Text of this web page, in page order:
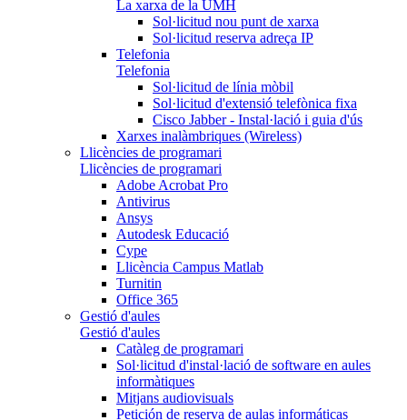
La xarxa de la UMH
Sol·licitud nou punt de xarxa
Sol·licitud reserva adreça IP
Telefonia
Telefonia
Sol·licitud de línia mòbil
Sol·licitud d'extensió telefònica fixa
Cisco Jabber - Instal·lació i guia d'ús
Xarxes inalàmbriques (Wireless)
Llicències de programari
Llicències de programari
Adobe Acrobat Pro
Antivirus
Ansys
Autodesk Educació
Cype
Llicència Campus Matlab
Turnitin
Office 365
Gestió d'aules
Gestió d'aules
Catàleg de programari
Sol·licitud d'instal·lació de software en aules
informàtiques
Mitjans audiovisuals
Petición de reserva de aulas informáticas